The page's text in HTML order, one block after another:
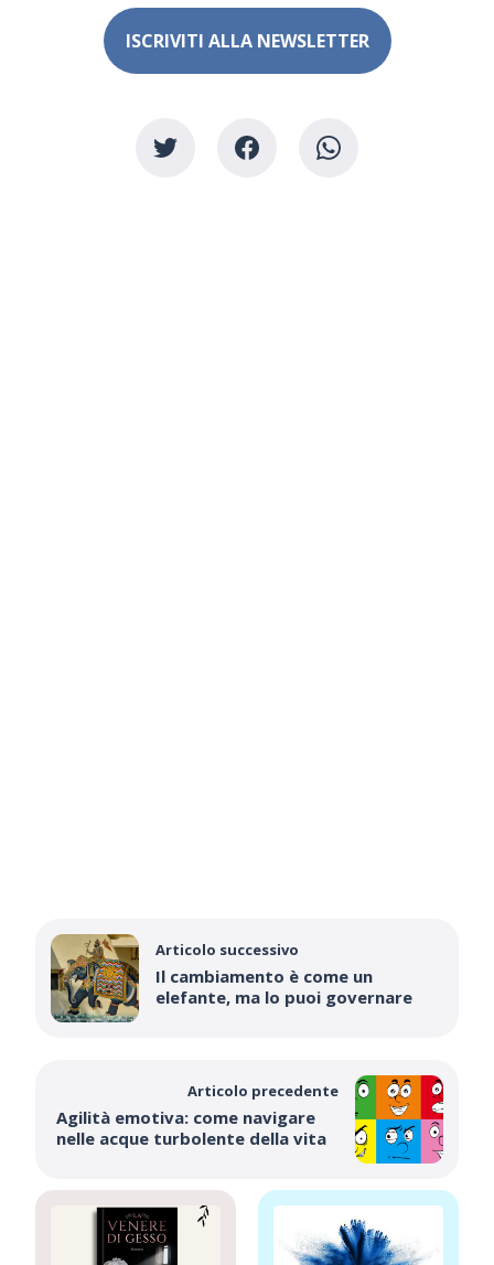
ISCRIVITI ALLA NEWSLETTER
Articolo successivo
Il cambiamento è come un
elefante, ma lo puoi governare
Articolo precedente
Agilità emotiva: come navigare
nelle acque turbolente della vita